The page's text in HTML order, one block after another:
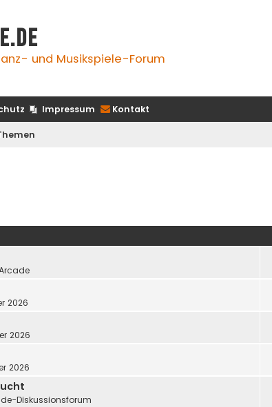
und Musikspiele-Forum
Impressum Kontakt
2026
2026
2026
Diskussionsforum